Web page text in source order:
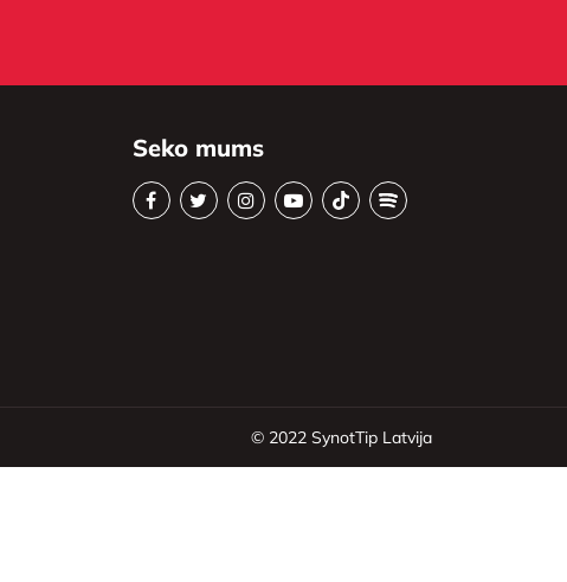
Seko mums
© 2022 SynotTip Latvija